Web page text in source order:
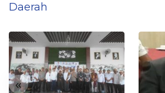
Daerah
«